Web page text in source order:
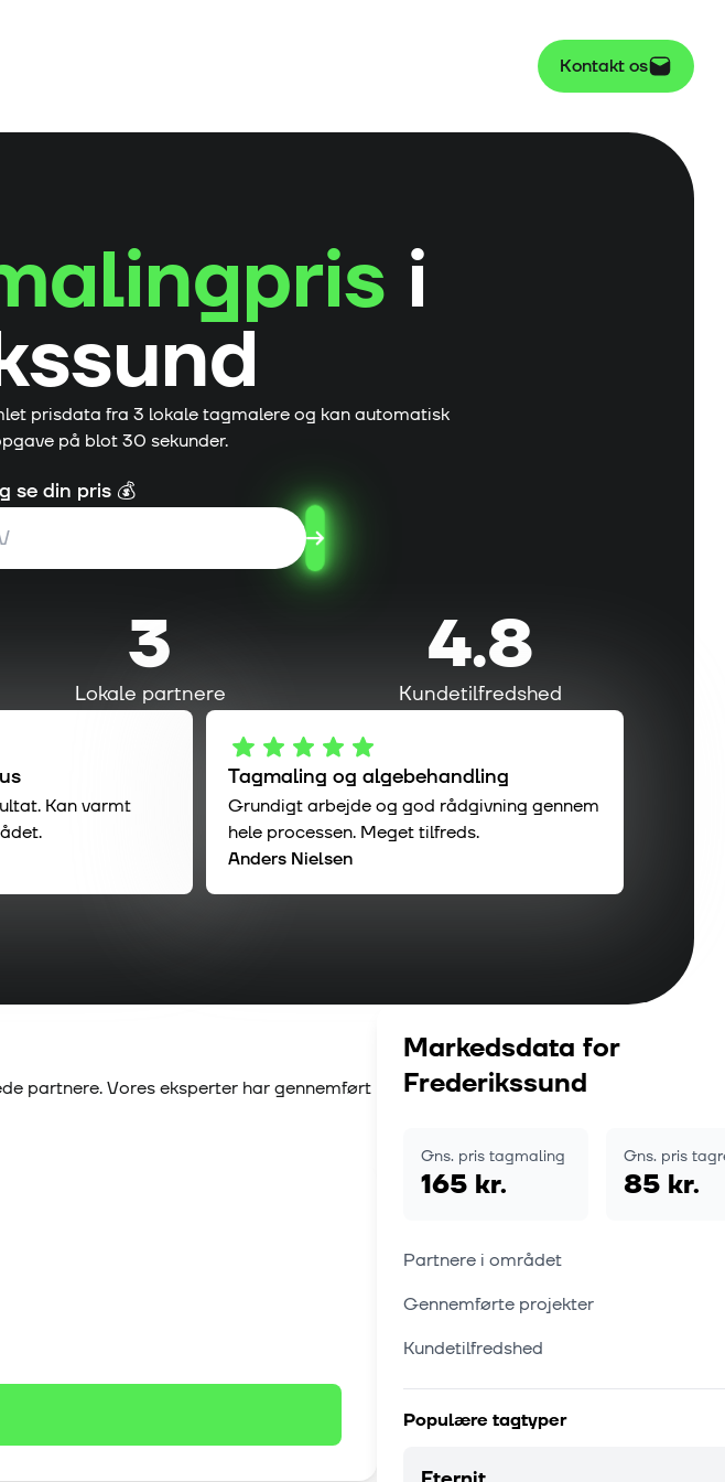
Kontakt os
i
prisdata fra 3 lokale tagmalere og kan automatisk
på blot 30 sekunder.
se din pris 💰
3
Lokale partnere
4.8
Kundetilfredshed
Kan varmt
Tagmaling og algebehandling
Grundigt arbejde og god rådgivning gennem
hele processen. Meget tilfreds.
Anders Nielsen
partnere. Vores eksperter har gennemført
Markedsdata for
Frederikssund
Gns. pris tagmaling
165 kr.
Gns. pris
85 kr.
Partnere i området
Gennemførte projekter
Kundetilfredshed
Populære tagtyper